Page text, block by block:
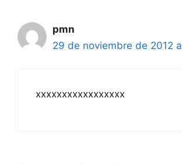
pmn
29 de noviembre de 2012
xxxxxxxxxxxxxxxxx